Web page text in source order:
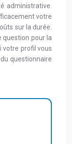
administrative.
votre
sur la durée.
question pour la
votre profil vous
questionnaire